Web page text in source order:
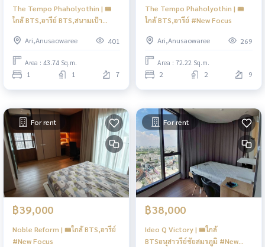
The Tempo Phaholyothin | 🚝
ใกล้ BTS,อารีย์ BTS,สนามเป้า
Ari,Anusaowaree
401
Area : 43.74 Sq.m.
1 1 7
The Tempo Phaholyothin | 🚝
ใกล้ BTS,อารีย์ #New Focus
Ari,Anusaowaree 269
Area : 72.22 Sq.m.
2 2 9
For rent
฿39,000
Noble Reform | 🚝ใกล้ BTS,อารีย์
#New Focus
For rent
฿38,000
Ideo Q Victory | 🚝ใกล้
BTSอนุสาวรีย์ชัยสมรภูมิ #New